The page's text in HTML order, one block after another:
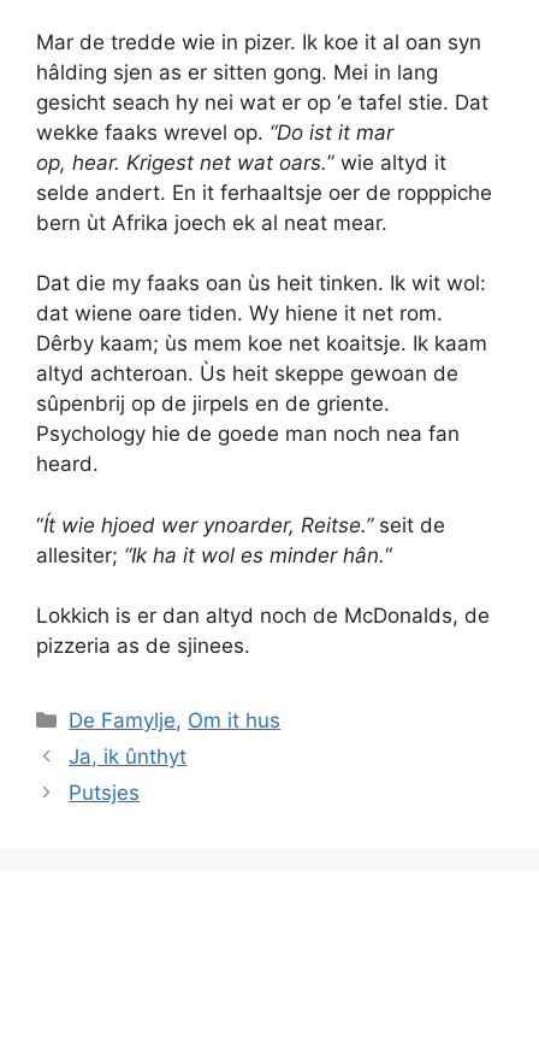
Mar de tredde wie in pizer. Ik koe it al oan syn
hâlding sjen as er sitten gong. Mei in lang
gesicht seach hy nei wat er op ‘e tafel stie. Dat
wekke faaks wrevel op. “Do ist it mar
op, hear. Krigest net wat oars.” wie altyd it
selde andert. En it ferhaaltsje oer de ropppiche
bern ùt Afrika joech ek al neat mear.
Dat die my faaks oan ùs heit tinken. Ik wit wol:
dat wiene oare tiden. Wy hiene it net rom.
Dêrby kaam; ùs mem koe net koaitsje. Ik kaam
altyd achteroan. Ùs heit skeppe gewoan de
sûpenbrij op de jirpels en de griente.
Psychology hie de goede man noch nea fan
heard.
“Ít wie hjoed wer ynoarder, Reitse.” seit de
allesiter; “Ik ha it wol es minder hân.“
Lokkich is er dan altyd noch de McDonalds, de
pizzeria as de sjinees.
Categories
De Famylje, Om it hus
Ja, ik ûnthyt
Putsjes